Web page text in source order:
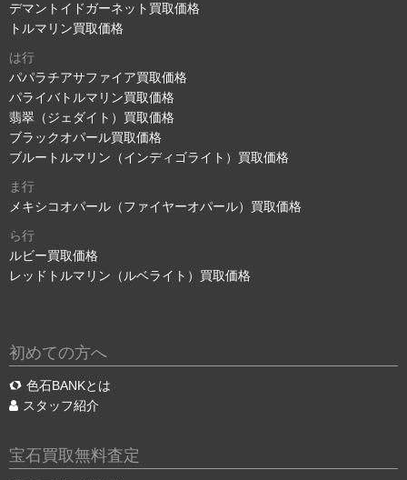
デマントイドガーネット買取価格
トルマリン買取価格
は行
パパラチアサファイア買取価格
パライバトルマリン買取価格
翡翠（ジェダイト）買取価格
ブラックオパール買取価格
ブルートルマリン（インディゴライト）買取価格
ま行
メキシコオパール（ファイヤーオパール）買取価格
ら行
ルビー買取価格
レッドトルマリン（ルベライト）買取価格
初めての方へ
色石BANKとは
スタッフ紹介
宝石買取無料査定